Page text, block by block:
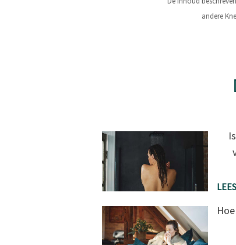
andere